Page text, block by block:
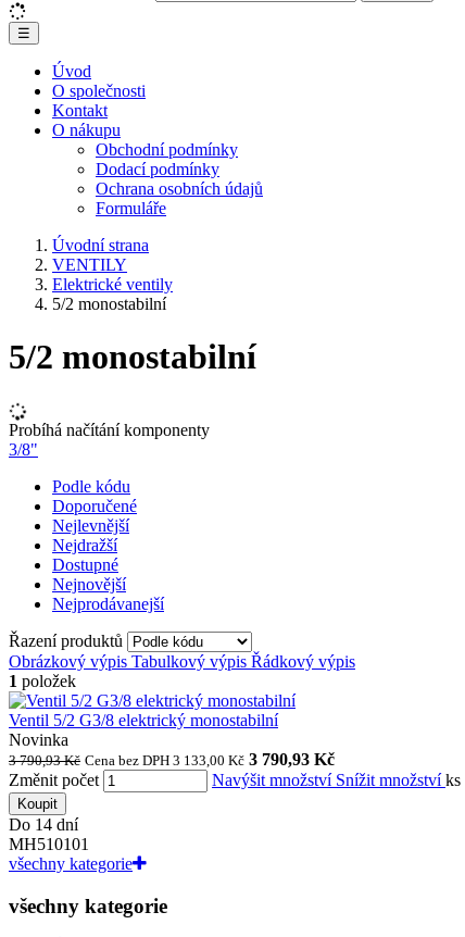
☰
Úvod
O společnosti
Kontakt
O nákupu
Obchodní podmínky
Dodací podmínky
Ochrana osobních údajů
Formuláře
Úvodní strana
VENTILY
Elektrické ventily
5/2 monostabilní
5/2 monostabilní
Probíhá načítání komponenty
3/8"
Podle kódu
Doporučené
Nejlevnější
Nejdražší
Dostupné
Nejnovější
Nejprodávanejší
Řazení produktů
Obrázkový výpis Tabulkový výpis Řádkový výpis
1 položek
Ventil 5/2 G3/8 elektrický monostabilní
Novinka
3 790,93 Kč Cena bez DPH 3 133,00 Kč 3 790,93 Kč
Změnit počet
Navýšit množství Snížit množstvíks
Koupit
Do 14 dní
MH510101
všechny kategorie
všechny kategorie